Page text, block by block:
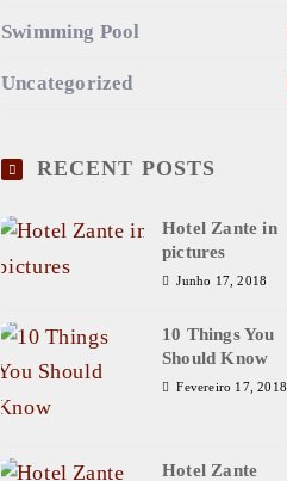
Swimming Pool
Uncategorized
RECENT POSTS
Hotel Zante in
pictures
Junho 17, 2018
10 Things You
Should Know
Fevereiro 17, 2018
Hotel Zante